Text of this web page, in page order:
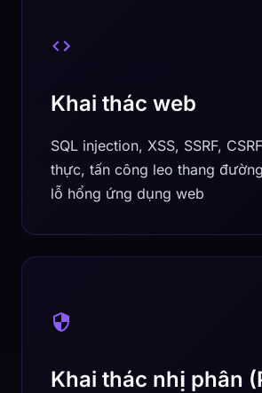
Khai thác web
SQL injection, XSS, SSRF,
thực, tấn công leo thang
lỗ hổng ứng dụng web
Khai thác nhị phân